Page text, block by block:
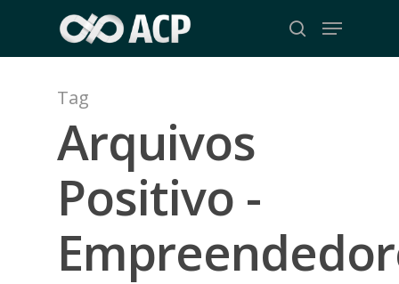
main
search
Menu
Tag
Arquivos
Positivo -
Close